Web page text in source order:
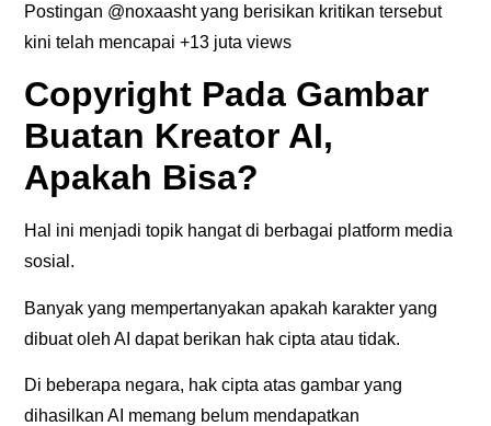
Postingan @noxaasht yang berisikan kritikan tersebut
kini telah mencapai +13 juta views
Copyright Pada Gambar
Buatan Kreator AI,
Apakah Bisa?
Hal ini menjadi topik hangat di berbagai platform media
sosial.
Banyak yang mempertanyakan apakah karakter yang
dibuat oleh AI dapat berikan hak cipta atau tidak.
Di beberapa negara, hak cipta atas gambar yang
dihasilkan AI memang belum mendapatkan